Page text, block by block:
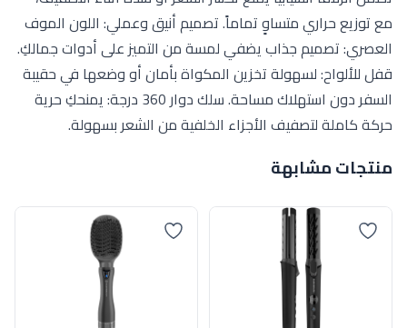
مع توزيع حراري متساوٍ تماماً. تصميم أنيق وعملي: اللون الموف
العصري: تصميم جذاب يضفي لمسة من التميز على أدوات جمالكِ.
قفل للألواح: لسهولة تخزين المكواة بأمان أو وضعها في حقيبة
السفر دون استهلاك مساحة. سلك دوار 360 درجة: يمنحكِ حرية
حركة كاملة لتصفيف الأجزاء الخلفية من الشعر بسهولة.
منتجات مشابهة